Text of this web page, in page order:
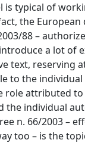
is typical of
the European
88 –
a lot of
text, reserving
to the individual
role attributed
the individual
n. 66/2003 –
too – is the